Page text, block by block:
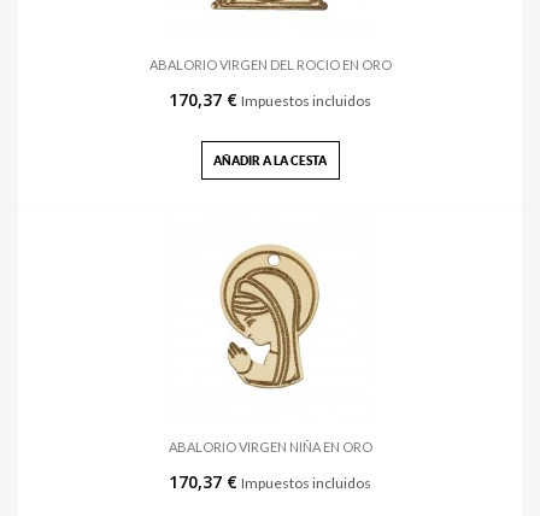
ABALORIO VIRGEN DEL ROCIO EN ORO
170,37 € Impuestos incluidos
AÑADIR A LA CESTA
ABALORIO VIRGEN NIÑA EN ORO
170,37 € Impuestos incluidos